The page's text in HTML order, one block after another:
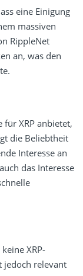
eine Einigung
massiven
RippleNet
an, was den
XRP anbietet,
die Beliebtheit
Interesse an
das Interesse
XRP-
jedoch relevant